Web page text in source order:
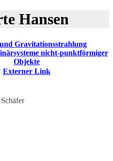
Hansen
Gravitationsstrahlung
nicht-punktförmiger
Objekte
Externer Link